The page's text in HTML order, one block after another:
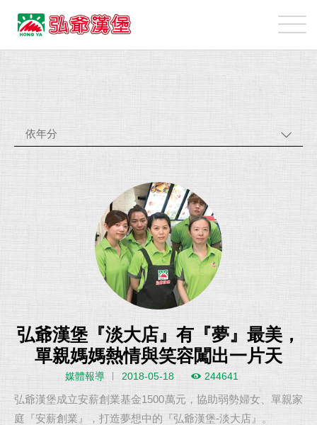
弘
爺
國
股
份
消
依年分
弘爺漢堡『淡大店』有『夢』最美，
單親媽媽熱情與笑容闖出一片天
媒體報導 2018-05-18 244641
弘爺漢堡成立安薪創業基金1500萬元，協助弱勢婦女、單親家
庭『安薪創業』，打造夢想中的『弘爺漢堡-淡大店』。